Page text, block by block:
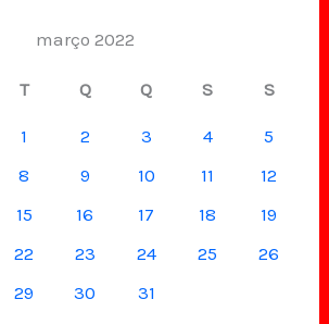
março 2022
T Q Q S S
1 2 3 4
5
8 9 10 11
12
15 16 17 18
19
22 23 24 25
26
29 30 31